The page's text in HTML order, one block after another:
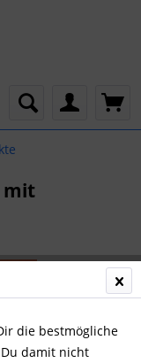
mit
die bestmögliche
damit nicht